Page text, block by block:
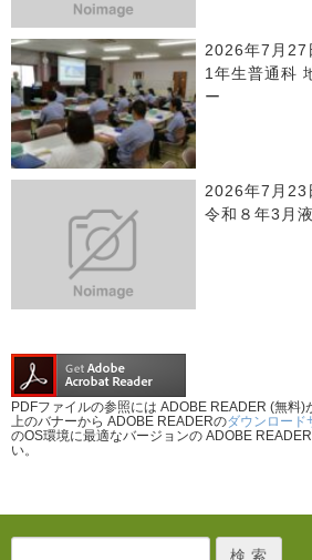
2026年7月27
1年生普通科
ー
2026年7月23
令和８年3月
PDFファイルの参照には ADOBE READER (無料)
上のバナーから ADOBE READERのダウンロード
のOS環境に最適なバージョンの ADOBE
い。